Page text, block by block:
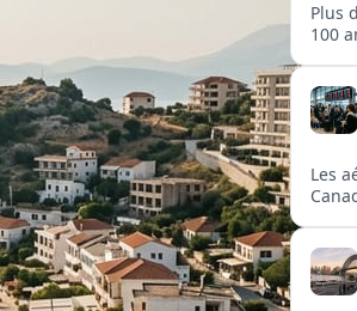
Plus
100
Les
par